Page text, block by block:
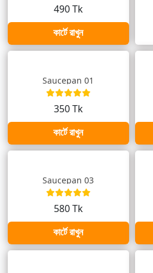
490 Tk
কার্টে রাখুন
Saucepan 01
350 Tk
কার্টে রাখুন
Saucepan 03
580 Tk
কার্টে রাখুন